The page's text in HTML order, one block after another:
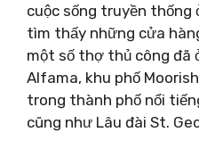
cuộc sống truyền thống
tìm thấy những cửa
một số thợ thủ công đã
Alfama, khu phố
trong thành phố nổi
cũng như Lâu đài St.